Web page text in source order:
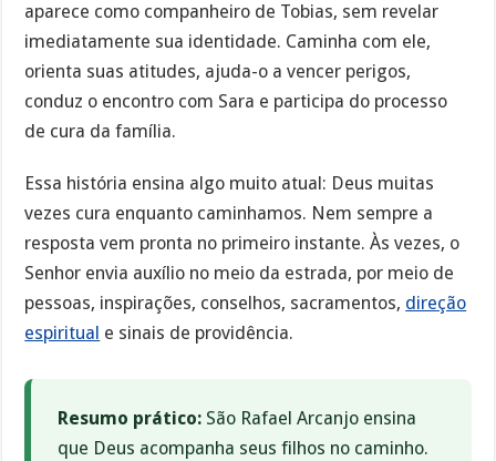
aparece como companheiro de Tobias, sem revelar
imediatamente sua identidade. Caminha com ele,
orienta suas atitudes, ajuda-o a vencer perigos,
conduz o encontro com Sara e participa do processo
de cura da família.
Essa história ensina algo muito atual: Deus muitas
vezes cura enquanto caminhamos. Nem sempre a
resposta vem pronta no primeiro instante. Às vezes, o
Senhor envia auxílio no meio da estrada, por meio de
pessoas, inspirações, conselhos, sacramentos, direção
espiritual e sinais de providência.
Resumo prático: São Rafael Arcanjo ensina
que Deus acompanha seus filhos no caminho.